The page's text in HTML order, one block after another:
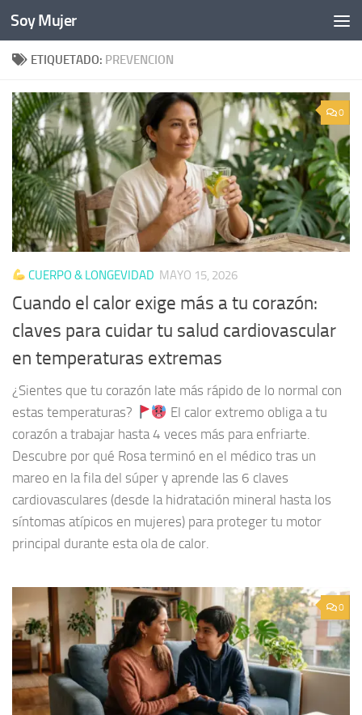
Bajo el contenido
Soy Mujer
ETIQUETADO: PREVENCION
0
CUERPO & LONGEVIDAD MAYO 15, 2026
Cuando el calor exige más a tu corazón:
claves para cuidar tu salud cardiovascular
en temperaturas extremas
¿Sientes que tu corazón late más rápido de lo normal con
estas temperaturas?
El calor extremo obliga a tu
corazón a trabajar hasta 4 veces más para enfriarte.
Descubre por qué Rosa terminó en el médico tras un
mareo en la fila del súper y aprende las 6 claves
cardiovasculares (desde la hidratación mineral hasta los
síntomas atípicos en mujeres) para proteger tu motor
principal durante esta ola de calor.
0